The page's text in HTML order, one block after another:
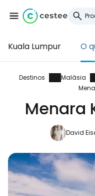
Kuala Lumpur O
Destinos Malásia
Menara
David
Iniciar
Cestee
... a comunidade